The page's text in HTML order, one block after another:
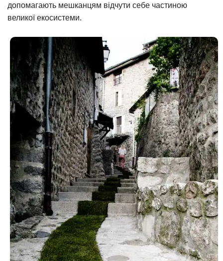
допомагають мешканцям відчути себе частиною
великої екосистеми.